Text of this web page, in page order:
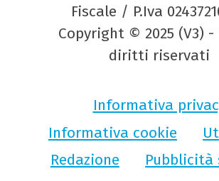
Fiscale / P.Iva
Copyright © 2025 (V3)
diritti riservati
Informativa
Informativa cookie
Redazione
Pubblicità